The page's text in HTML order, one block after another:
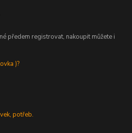
předem registrovat, nakoupit můžete i
)?
potřeb.